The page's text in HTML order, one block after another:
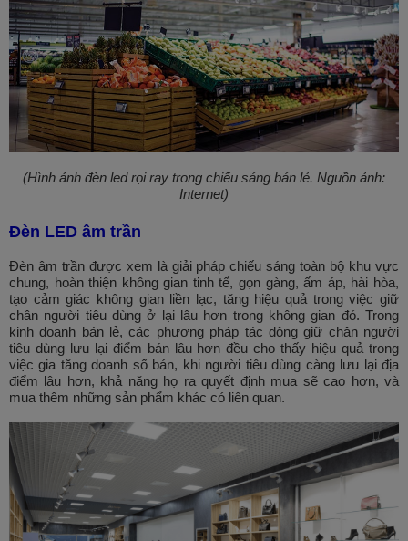
(Hình ảnh đèn led rọi ray trong chiếu sáng bán lẻ. Nguồn ảnh:
Internet)
Đèn LED âm trần
Đèn âm trần được xem là giải pháp chiếu sáng toàn bộ khu vực
chung, hoàn thiện không gian tinh tế, gọn gàng, ấm áp, hài hòa,
tạo cảm giác không gian liền lạc, tăng hiệu quả trong việc giữ
chân người tiêu dùng ở lại lâu hơn trong không gian đó. Trong
kinh doanh bán lẻ, các phương pháp tác động giữ chân người
tiêu dùng lưu lại điểm bán lâu hơn đều cho thấy hiệu quả trong
việc gia tăng doanh số bán, khi người tiêu dùng càng lưu lại địa
điểm lâu hơn, khả năng họ ra quyết định mua sẽ cao hơn, và
mua thêm những sản phẩm khác có liên quan.